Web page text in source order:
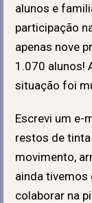
alunos e
participação
apenas nove
1.070 alunos!
situação foi
Escrevi um e-
restos de
movimento,
ainda tivemos
colaborar na